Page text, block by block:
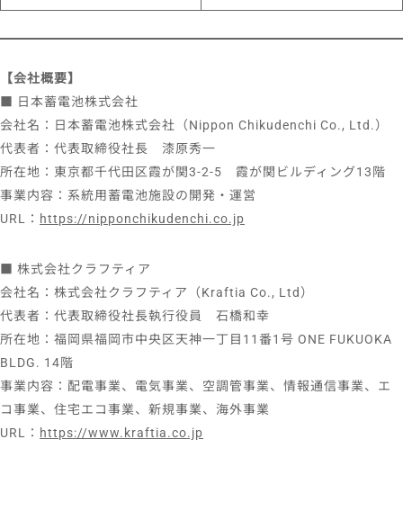
【会社概要】
■ 日本蓄電池株式会社
会社名：日本蓄電池株式会社（Nippon Chikudenchi Co., Ltd.）
代表者：代表取締役社長 漆原秀一
所在地：東京都千代田区霞が関3-2-5 霞が関ビルディング13階
事業内容：系統用蓄電池施設の開発・運営
URL： https://nipponchikudenchi.co.jp
■ 株式会社クラフティア
会社名：株式会社クラフティア（Kraftia Co., Ltd）
代表者：代表取締役社長執行役員 石橋和幸
所在地：福岡県福岡市中央区天神一丁目11番1号 ONE FUKUOKA
BLDG. 14階
事業内容：配電事業、電気事業、空調管事業、情報通信事業、エ
コ事業、住宅エコ事業、新規事業、海外事業
URL： https://www.kraftia.co.jp